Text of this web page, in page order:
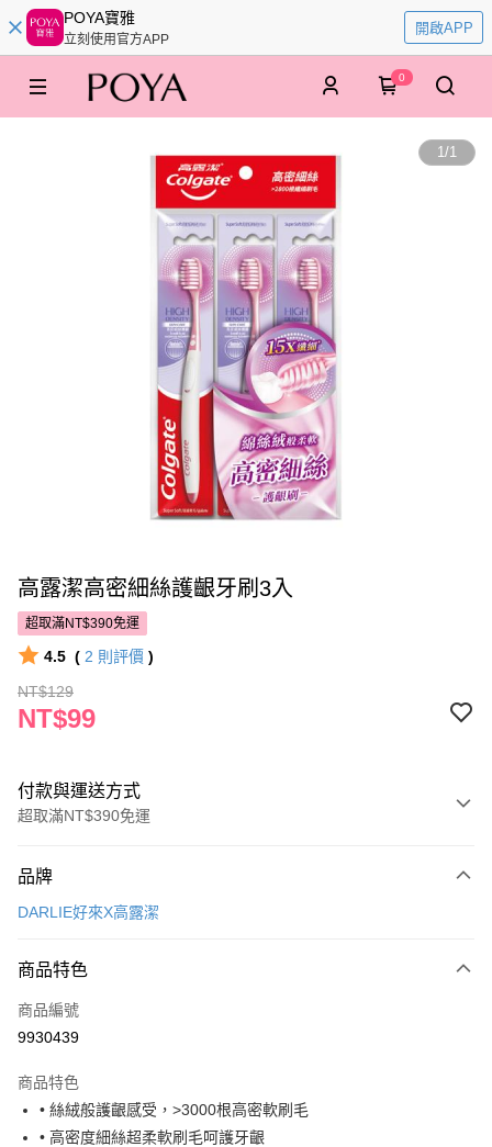
POYA寶雅
立刻使用官方APP
開啟APP
0
1/1
高露潔高密細絲護齦牙刷3入
超取滿NT$390免運
4.5 ( 2 則評價 )
NT$129
NT$99
付款與運送方式
超取滿NT$390免運
POYA支付
超商取貨付款
LINE Pay
街口支付
悠遊付
品牌
DARLIE好來X高露潔
商品特色
商品編號
9930439
商品特色
• 絲絨般護齦感受，>3000根高密軟刷毛
• 高密度細絲超柔軟刷毛呵護牙齦